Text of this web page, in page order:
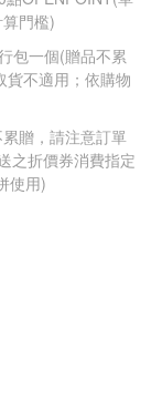
門檻)
包一個​(贈品不累
貨不適用；依購物
贈，請注意訂單
之折價券消費指定
使用)